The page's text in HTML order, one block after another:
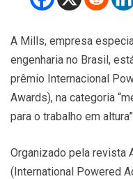
A Mills, empresa
engenharia no Brasil,
prêmio Internacional
Awards), na categoria
para o trabalho em
Organizado pela revista
(International Powered